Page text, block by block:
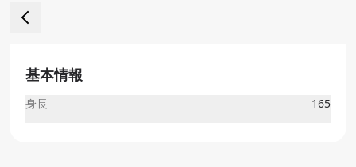
基本情報
身長 165